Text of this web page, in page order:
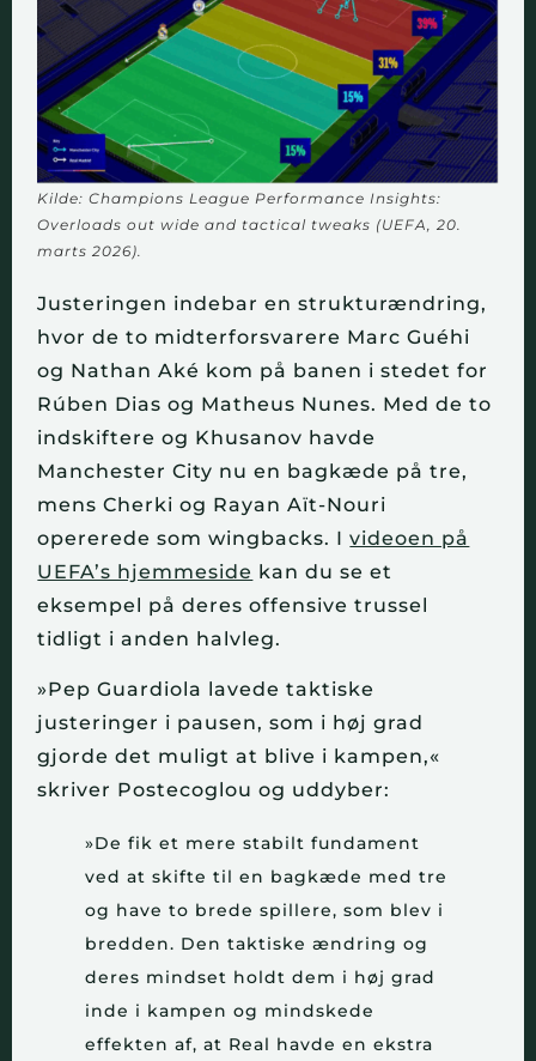
Kilde: Champions League Performance Insights:
Overloads out wide and tactical tweaks (UEFA, 20.
marts 2026).
Justeringen indebar en strukturændring,
hvor de to midterforsvarere Marc Guéhi
og Nathan Aké kom på banen i stedet for
Rúben Dias og Matheus Nunes. Med de to
indskiftere og Khusanov havde
Manchester City nu en bagkæde på tre,
mens Cherki og Rayan Aït-Nouri
opererede som wingbacks. Ivideoen på
UEFA’s hjemmeside kan du se et
eksempel på deres offensive trussel
tidligt i anden halvleg.
»Pep Guardiola lavede taktiske
justeringer i pausen, som i høj grad
gjorde det muligt at blive i kampen,«
skriver Postecoglou og uddyber:
»De fik et mere stabilt fundament
ved at skifte til en bagkæde med tre
og have to brede spillere, som blev i
bredden. Den taktiske ændring og
deres mindset holdt dem i høj grad
inde i kampen og mindskede
effekten af, at Real havde en ekstra